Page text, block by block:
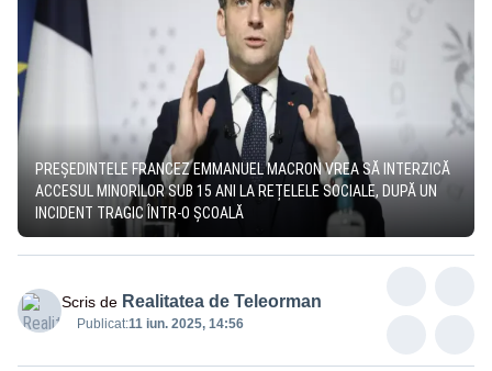
PREȘEDINTELE FRANCEZ EMMANUEL MACRON VREA SĂ INTERZICĂ
ACCESUL MINORILOR SUB 15 ANI LA REȚELELE SOCIALE, DUPĂ UN
INCIDENT TRAGIC ÎNTR-O ȘCOALĂ
Scris de Realitatea de Teleorman
Publicat:11 iun. 2025, 14:56